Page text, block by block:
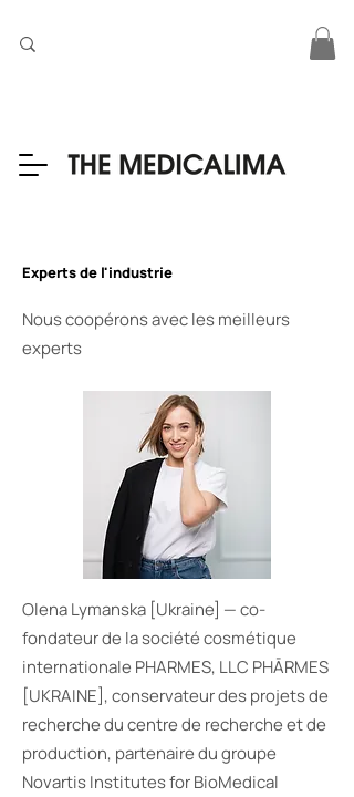
Experts de l'industrie
Olena Lymanska [Ukraine] — co-
fondateur de la société cosmétique
internationale PHARMES, LLC PHĀRMES
[UKRAINE], conservateur des projets de
recherche du centre de recherche et de
production, partenaire du groupe
Novartis Institutes for BioMedical
Nous coopérons avec les meilleurs
experts